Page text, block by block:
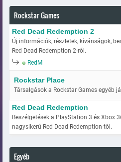
Rockstar Games
Red Dead Redemption 2
Új információk, részletek, kívánságok,
Red Dead Redemption 2-ről.
RedM
Rockstar Place
Társalgások a Rockstar Games egyéb
Red Dead Redemption
Beszélgetések a PlayStation 3 és Xbox
nagysikerű Red Dead Redemption-től.
Egyéb